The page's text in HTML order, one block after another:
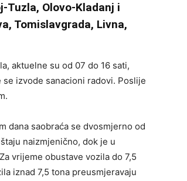
Tuzla, Olovo-Kladanj i
Tomislavgrada, Livna,
aktuelne su od 07 do 16 sati,
izvode sanacioni radovi. Poslije
dana saobraća se dvosmjerno od
naizmjenično, dok je u
vrijeme obustave vozila do 7,5
iznad 7,5 tona preusmjeravaju